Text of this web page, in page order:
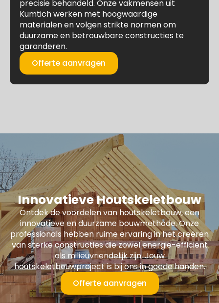
precisie behandeld. Onze vakmensen uit
Kumtich werken met hoogwaardige
materialen en volgen strikte normen om
duurzame en betrouwbare constructies te
garanderen.
Offerte aanvragen
Innovatieve Houtskeletbouw
Ontdek de voordelen van houtskeletbouw, een
innovatieve en duurzame bouwmethode. Onze
professionals hebben ruime ervaring in het creëren
van sterke constructies die zowel energie-efficiënt
als milieuvriendelijk zijn. Jouw
houtskeletbouwproject is bij ons in goede handen.
Offerte aanvragen